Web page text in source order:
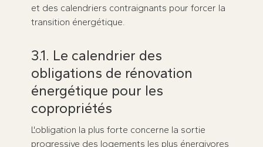
et des calendriers contraignants pour forcer la
transition énergétique.
3.1. Le calendrier des
obligations de rénovation
énergétique pour les
copropriétés
L'obligation la plus forte concerne la sortie
progressive des logements les plus énergivores